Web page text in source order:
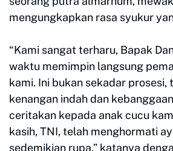
mengungkapkan rasa syukur
“Kami sangat terharu, Bapak
waktu memimpin langsung
kami. Ini bukan sekadar prosesi,
kenangan indah dan
ceritakan kepada anak cucu
kasih, TNI, telah menghormati
sedemikian rupa,” katanya